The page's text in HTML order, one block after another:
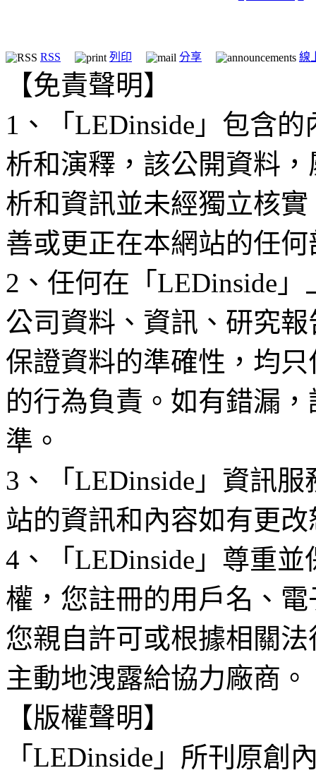
RSS 列印 分享 線
【免責聲明】
1、「LEDinside」包含
析和演釋，該公開資料
析和資訊並未經獨立核
善或更正在本網站的任
2、任何在「LEDinside
公司資料、資訊、研究
保證資料的準確性，均
的行為負責。如有錯漏
準。
3、「LEDinside」資訊
站的資訊和內容如有更
4、「LEDinside」尊重
權，您註冊的用戶名、
您親自許可或根據相關
主動地洩露給協力廠商。
【版權聲明】
「LEDinside」所刊原創